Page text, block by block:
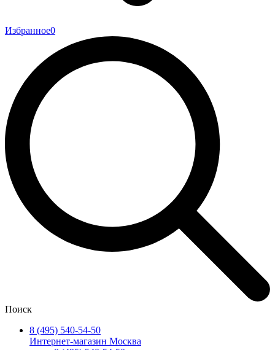
Избранное0
Поиск
8 (495) 540-54-50
Интернет-магазин Москва